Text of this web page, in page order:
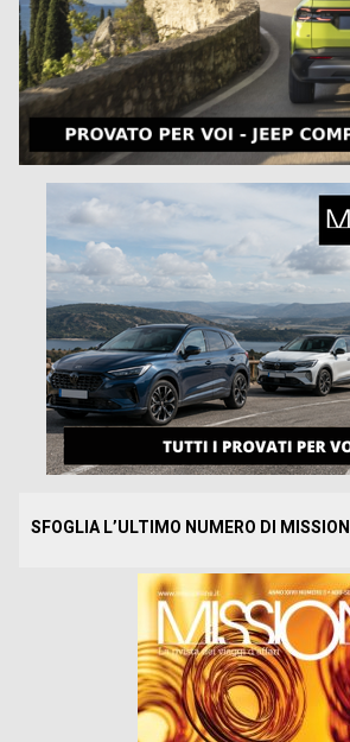
SFOGLIA L’ULTIMO NUMERO DI MISSION